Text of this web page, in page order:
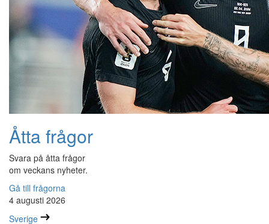
Åtta frågor
Svara på åtta frågor
om veckans nyheter.
Gå till frågorna
4 augusti 2026
Sverige